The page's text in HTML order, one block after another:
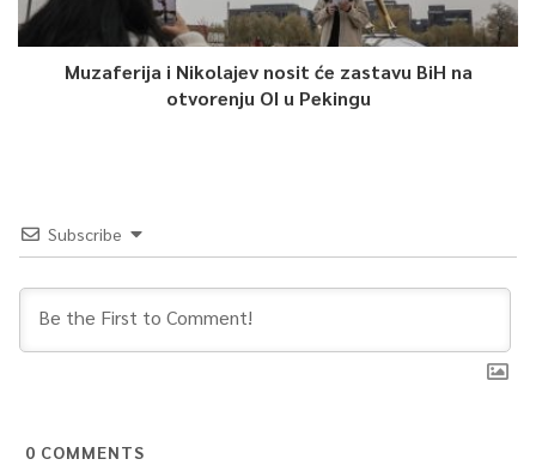
Muzaferija i Nikolajev nosit će zastavu BiH na
otvorenju OI u Pekingu
Subscribe
0 COMMENTS